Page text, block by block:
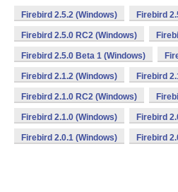
Firebird 2.5.2 (Windows) Firebird
Firebird 2.5.0 RC2 (Windows)
Firebird 2.5.0 Beta 1 (Windows)
Firebird 2.1.2 (Windows) Firebird
Firebird 2.1.0 RC2 (Windows)
Firebird 2.1.0 (Windows) Firebird
Firebird 2.0.1 (Windows) Firebird